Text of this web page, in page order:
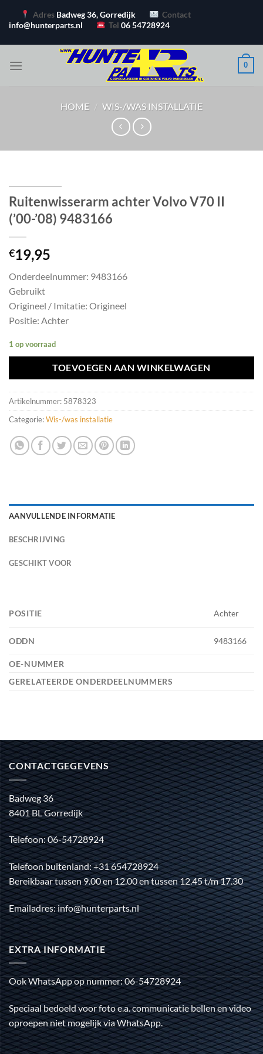
naar
Adres Badweg 36, Gorredijk
Contact
info@hunterparts.nl
Tel06 54728924
0
HOME / WIS-/WAS INSTALLATIE
Ruitenwisserarm achter Volvo V70 II
(’00-’08) 9483166
€19,95
Onderdeelnummer: 9483166
Gebruikt
Origineel / Imitatie: Origineel
Positie: Achter
1 op voorraad
TOEVOEGEN AAN WINKELWAGEN
Artikelnummer: 5878323
Categorie:Wis-/was installatie
AANVULLENDE INFORMATIE
BESCHRIJVING
GESCHIKT VOOR
POSITIE Achter
ODDN 9483166
OE-NUMMER
GERELATEERDE ONDERDEELNUMMERS
CONTACTGEGEVENS
Badweg 36
8401 BL Gorredijk
Telefoon: 06-54728924
Telefoon buitenland: +31 654728924
Bereikbaar tussen 9.00 en 12.00 en tussen 12.45 t/m 17.30
Emailadres: info@hunterparts.nl
EXTRA INFORMATIE
Ook WhatsApp op nummer: 06-54728924
Speciaal bedoeld voor foto e.a. communicatie bellen en video
oproepen niet mogelijk via WhatsApp.